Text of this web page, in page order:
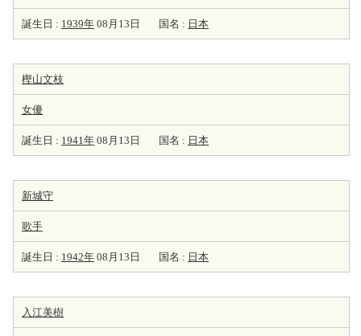
誕生日 : 1939年 08月13日 国名 : 日本
樫山文枝
女優
誕生日 : 1941年 08月13日 国名 : 日本
新城守
歌手
誕生日 : 1942年 08月13日 国名 : 日本
入江美樹